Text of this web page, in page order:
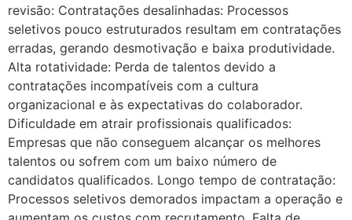
revisão: Contratações desalinhadas: Processos
seletivos pouco estruturados resultam em contratações
erradas, gerando desmotivação e baixa produtividade.
Alta rotatividade: Perda de talentos devido a
contratações incompatíveis com a cultura
organizacional e às expectativas do colaborador.
Dificuldade em atrair profissionais qualificados:
Empresas que não conseguem alcançar os melhores
talentos ou sofrem com um baixo número de
candidatos qualificados. Longo tempo de contratação:
Processos seletivos demorados impactam a operação e